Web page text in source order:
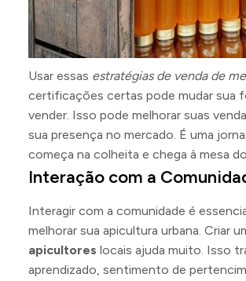
Usar essas estratégias de venda de
certificações certas pode mudar sua
vender. Isso pode melhorar suas
sua presença no mercado. É uma
começa na colheita e chega à mesa
Interação com a
Interagir com a comunidade é
melhorar sua apicultura urbana. Criar
apicultores locais ajuda muito. Isso
aprendizado, sentimento de